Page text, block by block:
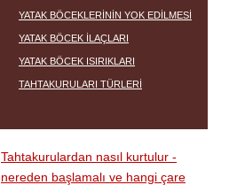
YATAK BÖCEKLERININ YOK EDILMESI
YATAK BÖCEK ILAÇLARI
YATAK BÖCEK ISIRIKLARI
TAHTAKURULARI TÜRLERI
Tahtakurulardan nasıl kurtulur -
nereden başlamalı ve hangi çare